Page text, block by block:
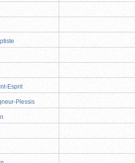
Esprit
Plessis